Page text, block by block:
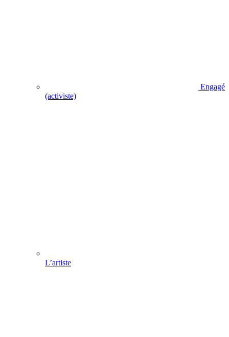
Engagé
(activiste)
L’artiste